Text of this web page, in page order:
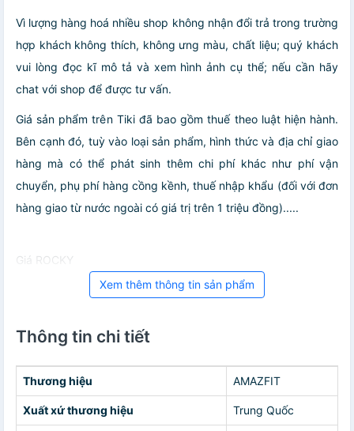
Vì lượng hàng hoá nhiều shop không nhận đổi trả trong trường
hợp khách không thích, không ưng màu, chất liệu; quý khách
vui lòng đọc kĩ mô tả và xem hình ảnh cụ thể; nếu cần hãy
chat với shop để được tư vấn.
Giá sản phẩm trên Tiki đã bao gồm thuế theo luật hiện hành.
Bên cạnh đó, tuỳ vào loại sản phẩm, hình thức và địa chỉ giao
hàng mà có thể phát sinh thêm chi phí khác như phí vận
chuyển, phụ phí hàng cồng kềnh, thuế nhập khẩu (đối với đơn
hàng giao từ nước ngoài có giá trị trên 1 triệu đồng).....
Giá ROCKY
Xem thêm thông tin sản phẩm
Thông tin chi tiết
Thương hiệu AMAZFIT
Xuất xứ thương hiệu Trung Quốc